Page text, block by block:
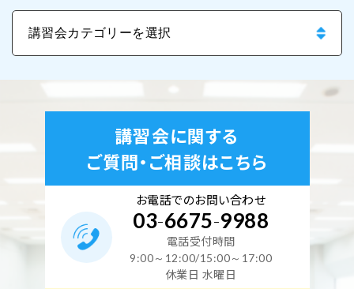
講習会に関する
ご質問・ご相談はこちら
お電話でのお問い合わせ
03-6675-9988
電話受付時間
9:00～12:00/15:00～17:00
休業日 水曜日